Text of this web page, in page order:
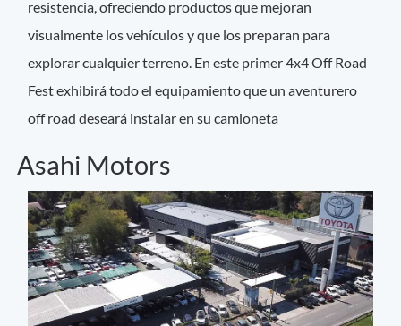
resistencia, ofreciendo productos que mejoran
visualmente los vehículos y que los preparan para
explorar cualquier terreno. En este primer 4x4 Off Road
Fest exhibirá todo el equipamiento que un aventurero
off road deseará instalar en su camioneta
Asahi Motors